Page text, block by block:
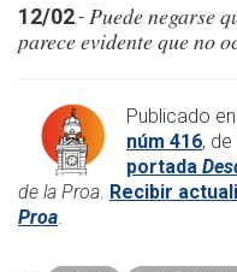
12/02.-Puede negarse
parece evidente que no
​Publicado
núm 416,
portada
de la Proa. Recibir
Proa.​